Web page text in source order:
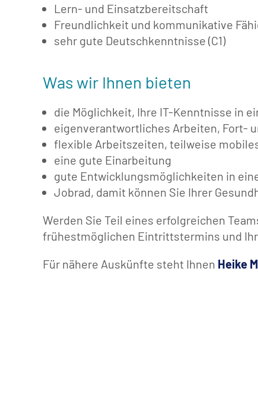
Lern- und Einsatzbereitschaft
Freundlichkeit und kommunikative
sehr gute Deutschkenntnisse (C1)
Was wir Ihnen bieten
die Möglichkeit, Ihre IT-Kenntnisse in
eigenverantwortliches Arbeiten, Fort-
flexible Arbeitszeiten, teilweise
eine gute Einarbeitung
gute Entwicklungsmöglichkeiten in
Jobrad, damit können Sie Ihrer
Werden Sie Teil eines erfolgreichen
frühestmöglichen Eintrittstermins und
Für nähere Auskünfte steht Ihnen Heike